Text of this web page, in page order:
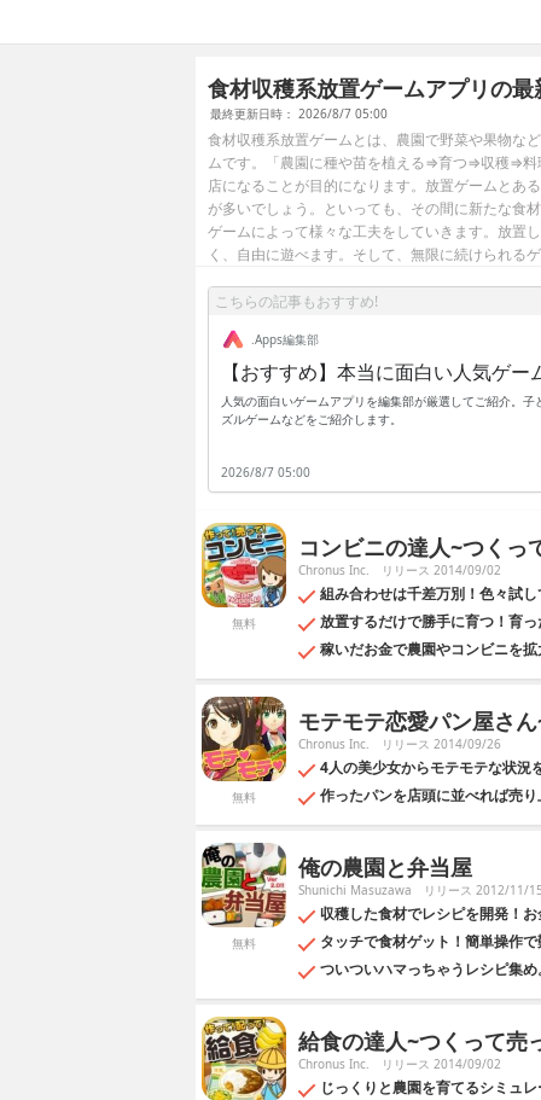
食材収穫系放置ゲームアプリの
最終更新日時： 2026/8/7 05:00
食材収穫系放置ゲームとは、農園で野菜や果物な
ムです。「農園に種や苗を植える⇒育つ⇒収穫⇒
店になることが目的になります。放置ゲームとあ
が多いでしょう。といっても、その間に新たな食
ゲームによって様々な工夫をしていきます。放置
く、自由に遊べます。そして、無限に続けられる
こちらの記事もおすすめ!
.Apps編集部
【おすすめ】本当に面白い人気ゲー
人気の面白いゲームアプリを編集部が厳選してご紹介。
ズルゲームなどをご紹介します。
2026/8/7 05:00
無料
コンビニの達人~つくっ
Chronus Inc. リリース 2014/09/02
組み合わせは千差万別！色々試
放置するだけで勝手に育つ！育
稼いだお金で農園やコンビニを
無料
モテモテ恋愛パン屋さ
Chronus Inc. リリース 2014/09/26
4人の美少女からモテモテな状況
作ったパンを店頭に並べれば売
無料
俺の農園と弁当屋
Shunichi Masuzawa リリース 2012/11/
収穫した食材でレシピを開発！
タッチで食材ゲット！簡単操作
ついついハマっちゃうレシピ集
給食の達人~つくって売
Chronus Inc. リリース 2014/09/02
じっくりと農園を育てるシミュ